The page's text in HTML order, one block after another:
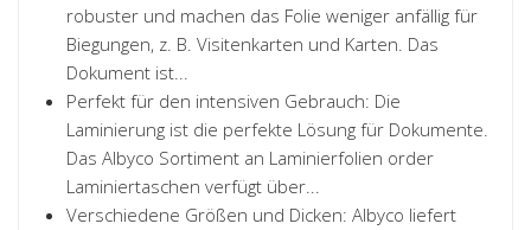
robuster und machen das Folie weniger anfällig für
Biegungen, z. B. Visitenkarten und Karten. Das
Dokument ist...
Perfekt für den intensiven Gebrauch: Die
Laminierung ist die perfekte Lösung für Dokumente.
Das Albyco Sortiment an Laminierfolien order
Laminiertaschen verfügt über...
Verschiedene Größen und Dicken: Albyco liefert